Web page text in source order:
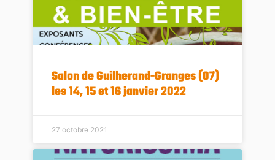
Salon de Guilherand-Granges (07)
les 14, 15 et 16 janvier 2022
27 octobre 2021